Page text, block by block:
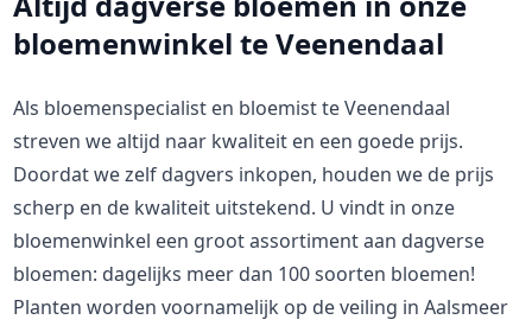
bloemenwinkel te Veenendaal
Als bloemenspecialist en bloemist te Veenendaal
streven we altijd naar kwaliteit en een goede prijs.
Doordat we zelf dagvers inkopen, houden we de prijs
scherp en de kwaliteit uitstekend. U vindt in onze
bloemenwinkel een groot assortiment aan dagverse
bloemen: dagelijks meer dan 100 soorten bloemen!
Planten worden voornamelijk op de veiling in Aalsmeer